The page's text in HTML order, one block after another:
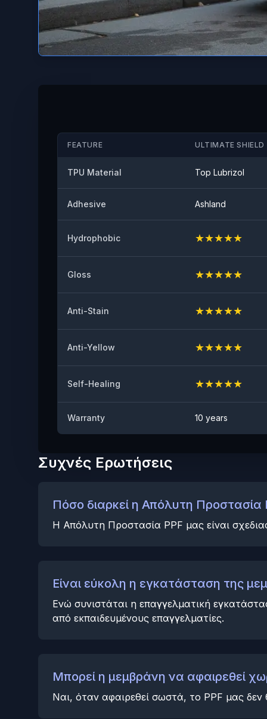
FEATURE ULTIMATE SHIELD
TPU Material Top Lubrizol
Adhesive Ashland
Hydrophobic ★★★★★
Gloss ★★★★★
Anti-Stain ★★★★★
Anti-Yellow ★★★★★
Self-Healing ★★★★★
Warranty 10 years
Συχνές Ερωτήσεις
Πόσο διαρκεί η Απόλυτη Προστασία
Η Απόλυτη Προστασία PPF μας είναι
Είναι εύκολη η εγκατάσταση της
Ενώ συνιστάται η επαγγελματική
από εκπαιδευμένους επαγγελματίες.
Μπορεί η μεμβράνη να αφαιρεθεί
Ναι, όταν αφαιρεθεί σωστά, το PPF μας